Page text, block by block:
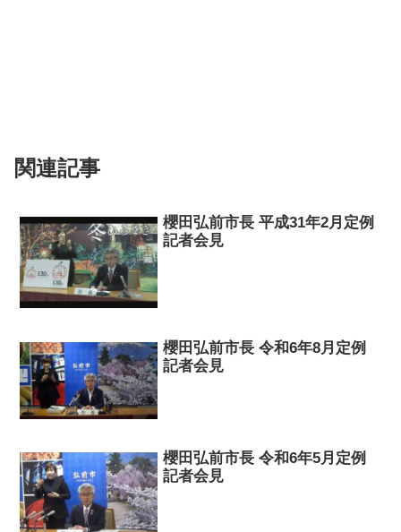
関連記事
櫻田弘前市長 平成31年2月定例
記者会見
櫻田弘前市長 令和6年8月定例
記者会見
櫻田弘前市長 令和6年5月定例
記者会見